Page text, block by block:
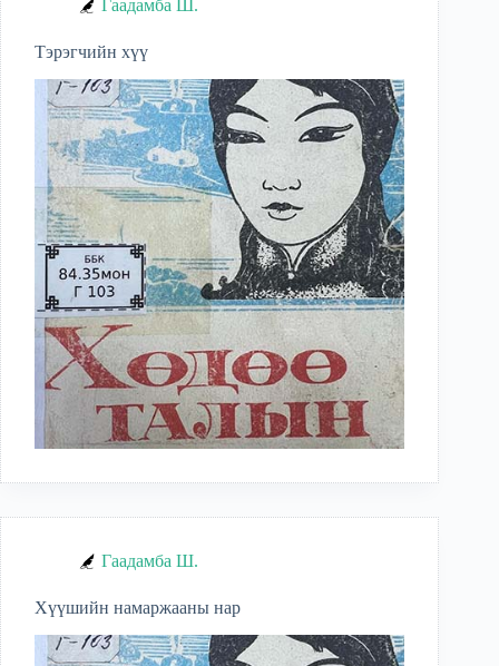
Гаадамба Ш.
Тэрэгчийн хүү
Гаадамба Ш.
Хүүшийн намаржааны нар